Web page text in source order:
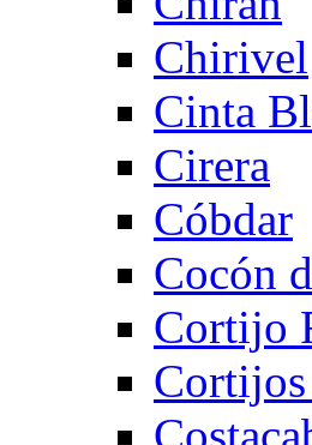
Chirivel
Cinta
Cirera
Cóbdar
Cocón
Cortijo